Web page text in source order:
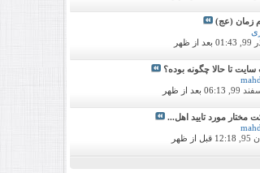
زمان (عج)
01:43 بعد از ظهر
تا حالا چگونه بوده؟
06:13 بعد از ظهر
مختار مورد تایید اهل...
12:18 قبل از ظهر